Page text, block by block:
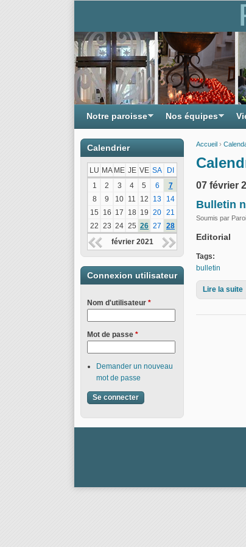
Accueil ›
07 février
Bulletin
Soumis par
Editorial
Tags:
bulletin
Lire la suite
Notre paroisse Nos équipes
Calendrier
LU MA ME JE VE SA
DI
1
2 3 4 5 6
7
8
9 10 11 12 13
14
15
16 17 18 19 20 21
22 23 24 25 26 27
28
février 2021
Connexion utilisateur
Nom d'utilisateur *
Mot de passe *
Demander un nouveau
mot de passe